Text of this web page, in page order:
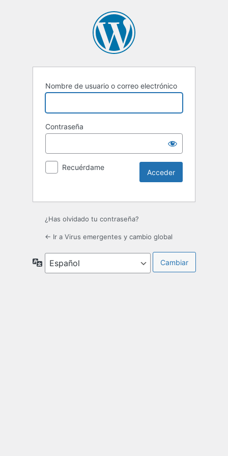
Nombre de usuario o correo electrónico
Contraseña
Recuérdame
¿Has olvidado tu contraseña?
← Ir a Virus emergentes y cambio global
Idioma